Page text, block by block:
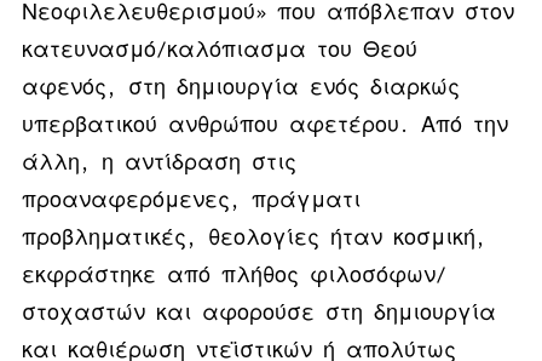
Νεοφιλελευθερισμού» που απόβλεπαν στον
κατευνασμό/καλόπιασμα του Θεού
αφενός, στη δημιουργία ενός διαρκώς
υπερβατικού ανθρώπου αφετέρου. Από την
άλλη, η αντίδραση στις
προαναφερόμενες, πράγματι
προβληματικές, θεολογίες ήταν κοσμική,
εκφράστηκε από πλήθος φιλοσόφων/
στοχαστών και αφορούσε στη δημιουργία
και καθιέρωση ντεϊστικών ή απολύτως